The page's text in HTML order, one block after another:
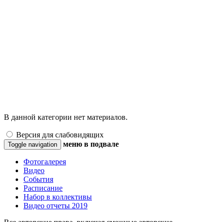
В данной категории нет материалов.
Версия для слабовидящих
Toggle navigation меню в подвале
Фотогалерея
Видео
События
Расписание
Набор в коллективы
Видео отчеты 2019